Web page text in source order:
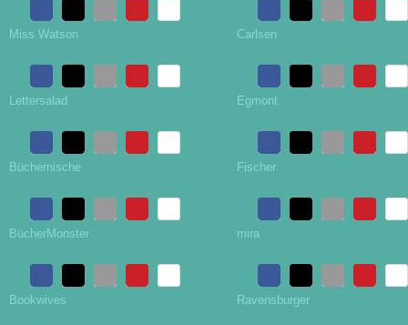
Miss Watson
Lettersalad
Büchernische
BücherMonster
Bookwives
Carlsen
Egmont
Fischer
mira
Ravensburger